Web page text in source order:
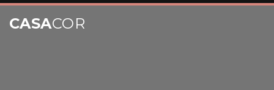
CASACOR